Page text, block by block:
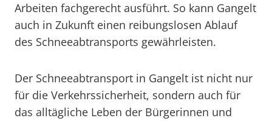
Arbeiten fachgerecht ausführt. So kann Gangelt
auch in Zukunft einen reibungslosen Ablauf
des Schneeabtransports gewährleisten.
Der Schneeabtransport in Gangelt ist nicht nur
für die Verkehrssicherheit, sondern auch für
das alltägliche Leben der Bürgerinnen und